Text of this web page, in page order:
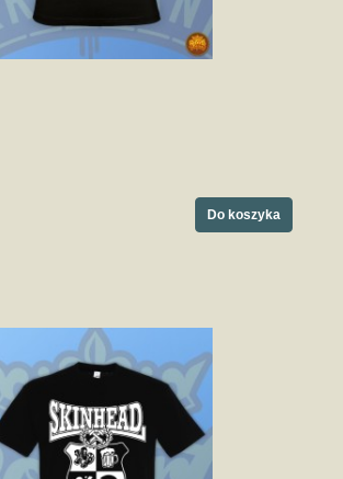
Do koszyka